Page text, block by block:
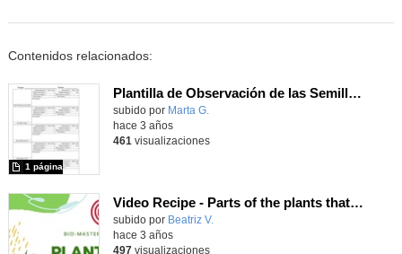
Contenidos relacionados:
Plantilla de Observación de las Semillas Seleccionadas
Contenido educativo.
subido por Marta G.
1 página
hace 3 años
461 visualizaciones
Video Recipe - Parts of the plants that we eat.
Contenido educativo.
subido por Beatriz V.
hace 3 años
497visualizaciones